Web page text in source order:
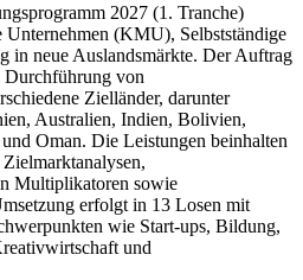
2027 (1. Tranche)
Unternehmen (KMU), Selbstständige
in neue Auslandsmärkte. Der Auftrag
Durchführung von
Zielländer, darunter
Australien, Indien, Bolivien,
Oman. Die Leistungen beinhalten
Multiplikatoren sowie
erfolgt in 13 Losen mit
wie Start-ups, Bildung,
und